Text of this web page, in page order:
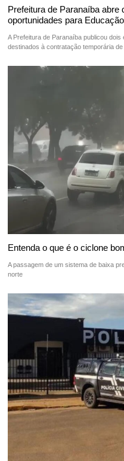
Prefeitura de Paranaíba
oportunidades para
A Prefeitura de Paranaíba publicou
destinados à contratação temporária de
Entenda o que é o ciclone
A passagem de um sistema de baixa
norte